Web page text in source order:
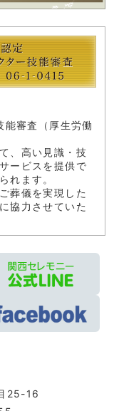
審査（厚生労働
、高い見識・技
ービスを提供で
れます。
葬儀を実現した
協力させていた
25-16